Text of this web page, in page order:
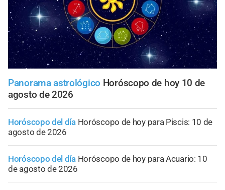
Panorama astrológico Horóscopo de hoy 10 de
agosto de 2026
Horóscopo del día Horóscopo de hoy para Piscis: 10 de
agosto de 2026
Horóscopo del día Horóscopo de hoy para Acuario: 10
de agosto de 2026